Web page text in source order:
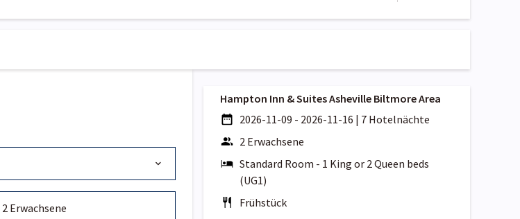
Hampton Inn & Suites Asheville Biltmore Area
2026-11-09 - 2026-11-16 | 7 Hotelnächte
2 Erwachsene
Standard Room - 1 King or 2 Queen beds
(UG1)
Frühstück